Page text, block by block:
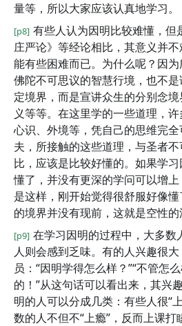
量等，所以大家应该认真地学习。
[p8] 有些人认为因明比较难懂，但
庄严论》等经论相比，其意义并
能有些困难而已。为什么呢？因
佛陀不可思议的智慧行境，也不
定境界，而是宣讲众生的分别念
义等等。在这里学的一些道理，许
心识、外境等，凭自己的思维完
夫，所接触的这些道理，与圣者
比，应该是比较好懂的。如果学
懂了，并没有更深的学问可以增
是这样，刚开始觉得很舒服好像
的境界并没有现前，这就是空性的
[p9] 在学习因明的过程中，大多数
人则会感到乏味。有的人兴趣很
员：“因明学得怎么样？”“不管怎
的！”从这句话可以看出来，其兴
明的人可以分成几类：有些人很“
数的人不但不“上瘾”，反而上课